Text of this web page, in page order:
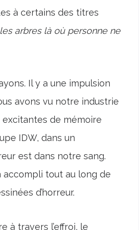
à certains des titres
arbres là où personne ne
Il y a une impulsion
avons vu notre industrie
de mémoire
IDW, dans un
est dans notre sang.
accompli tout au long de
d’horreur.
à travers l’effroi, le